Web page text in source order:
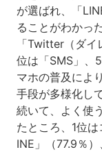
が選ばれ、「
ることがわかっ
「Twitter（ダ
位は「SMS」、
マホの普及によ
手段が多様化し
続いて、よく使
たところ、1位
INE」（77.9％